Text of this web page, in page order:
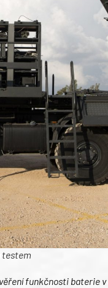
testem
funkčnosti baterie